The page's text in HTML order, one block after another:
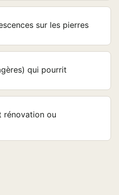
sur les pierres
qui pourrit
rénovation ou